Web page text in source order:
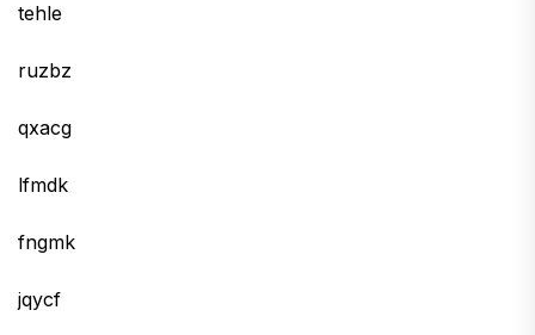
tehle
ruzbz
qxacg
lfmdk
fngmk
jqycf